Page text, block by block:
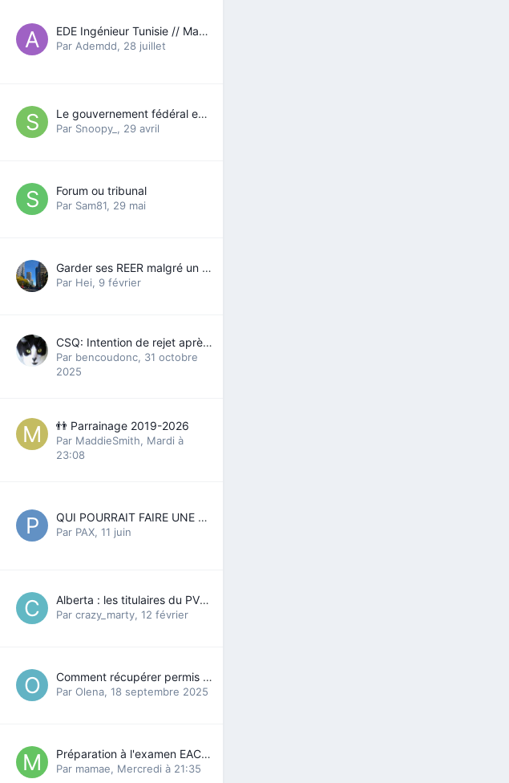
EDE Ingénieur Tunisie // Manque relevés de note
Par Ademdd, 28 juillet
Le gouvernement fédéral envisage d’interdire progressivement la vente de tabac
Par Snoopy_ , 29 avril
Forum ou tribunal
Par Sam81, 29 mai
Garder ses REER malgré un retour
Par Hei, 9 février
CSQ: Intention de rejet après intention de refus
Par bencoudonc, 31 octobre
2025
👬 Parrainage 2019-2026
Par MaddieSmith, Mardi à
23:08
QUI POURRAIT FAIRE UNE EDE POUR DIPLOME DE MECANICIEN
Par PAX, 11 juin
Alberta : les titulaires du PVT exclus du régime public de santé
Par crazy_marty, 12 février
Comment récupérer permis d’étude
Par Olena, 18 septembre 2025
Préparation à l'examen EACMC partie I (médecins)
Par mamae, Mercredi à 21:35